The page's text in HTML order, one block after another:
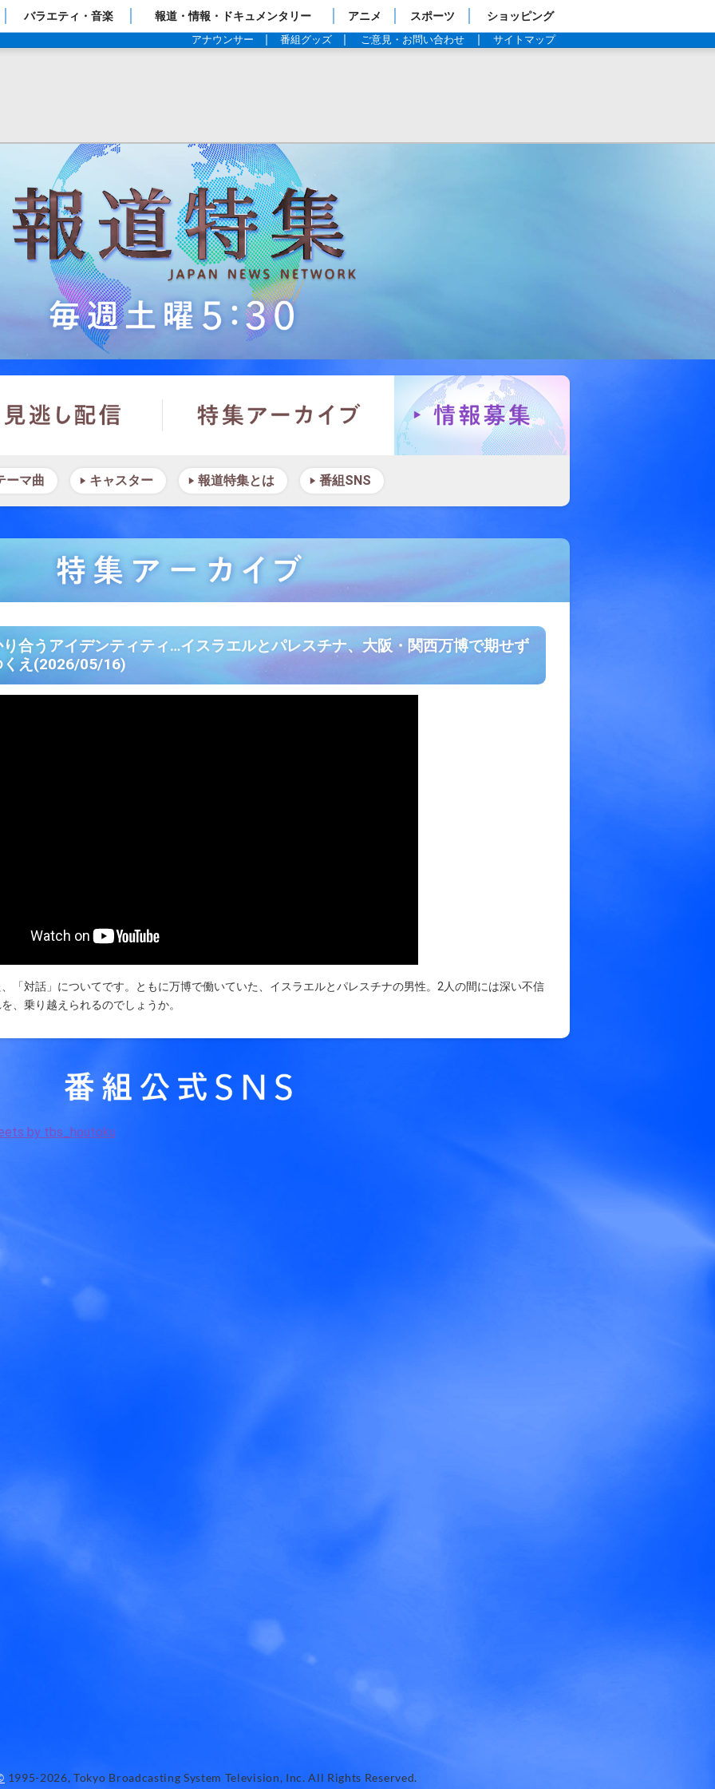
プページ
バラエティ・音楽 報道・情報・ドキュメンタリー アニメ スポーツ ショッピング
アナウンサー 番組グッズ ご意見・お問い合わせ サイトマップ
ーマ曲 キャスター 報道特集とは 番組SNS
合うアイデンティティ…イスラエルとパレスチナ、大阪・関西万博で期せず
くえ(2026/05/16)
「対話」についてです。ともに万博で働いていた、イスラエルとパレスチナの男性。2人の間には深い不信
、乗り越えられるのでしょうか。
by tbs_houtoku
1995-2026, Tokyo Broadcasting System Television, Inc. All Rights Reserved.